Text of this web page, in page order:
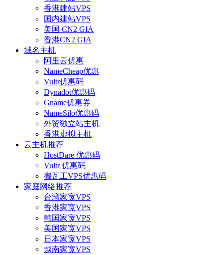
香港建站VPS
国内建站VPS
美国 CN2 GIA
香港CN2 GIA
域名主机
阿里云优惠
NameCheap优惠
Vultr优惠码
Dynadot优惠码
Gname优惠券
NameSilo优惠码
外贸独立站主机
香港虚拟主机
云主机推荐
HostDare 优惠码
Vultr 优惠码
搬瓦工VPS优惠码
家庭网络推荐
台湾家宽VPS
香港家宽VPS
韩国家宽VPS
美国家宽VPS
日本家宽VPS
越南家宽VPS